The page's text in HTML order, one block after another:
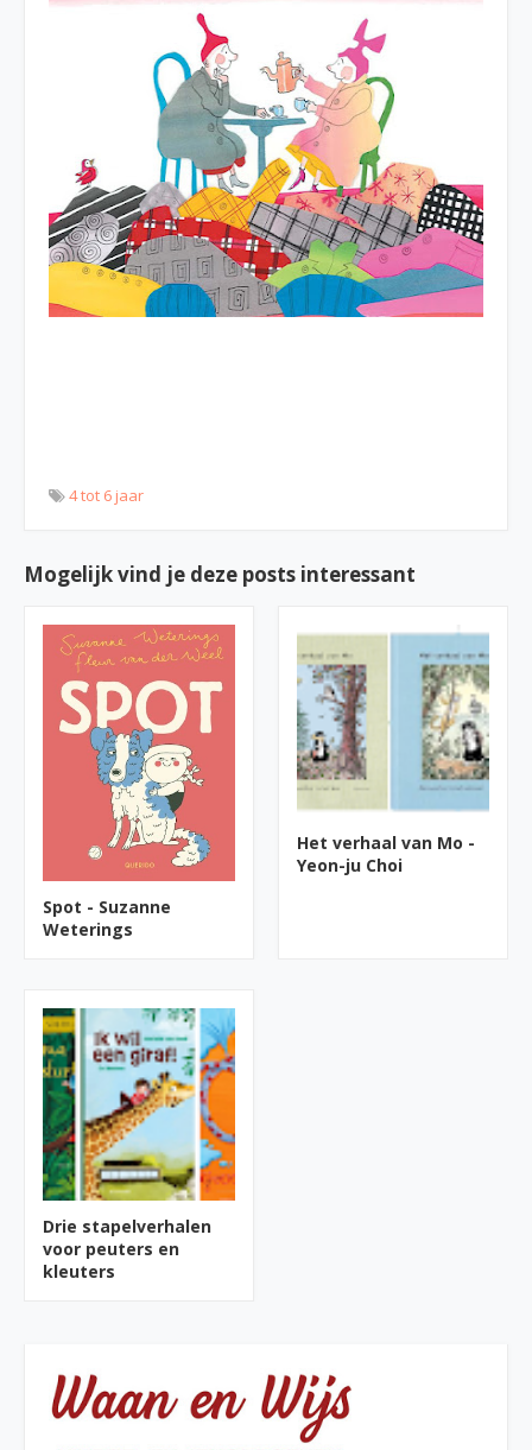
4 tot 6 jaar
Mogelijk vind je deze posts interessant
Spot - Suzanne
Weterings
Het verhaal van Mo -
Yeon-ju Choi
Drie stapelverhalen
voor peuters en
kleuters